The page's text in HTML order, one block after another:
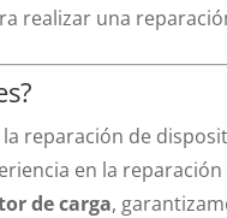
realizar una
reparación de
en la
de carga,